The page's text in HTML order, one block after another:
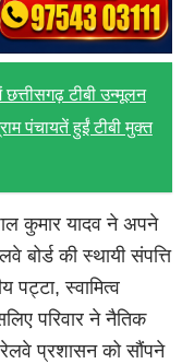
टीबी उन्मूलन
पंचायतें हुईं टीबी मुक्त
कुमार यादव ने अपने
की स्थायी संपत्ति
पट्टा, स्वामित्व
परिवार ने नैतिक
रेलवे प्रशासन को सौंपने